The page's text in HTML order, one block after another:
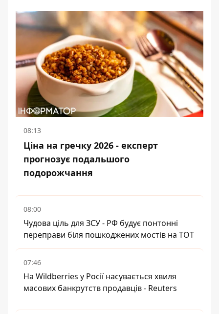
08:13
Ціна на гречку 2026 - експерт
прогнозує подальшого
подорожчання
08:00
Чудова ціль для ЗСУ - РФ будує понтонні
переправи біля пошкоджених мостів на ТОТ
07:46
На Wildberries у Росії насувається хвиля
масових банкрутств продавців - Reuters